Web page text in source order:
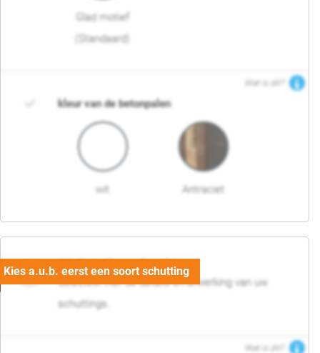
Glad motief
(Standaard)
Wat is dit?
kleur van de betonpalen
wit Antraciet
03. Detail en afwerking
Selecteer hier de details en afwerking van uw
schuttings.
Wat is dit?